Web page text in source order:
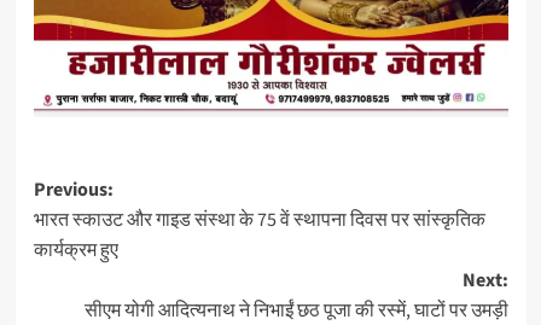
Post
navigation
Previous:
भारत स्काउट और गाइड संस्था के 75 वें स्थापना दिवस पर सांस्कृतिक
कार्यक्रम हुए
Next:
सीएम योगी आदित्यनाथ ने निभाईं छठ पूजा की रस्में, घाटों पर उमड़ी